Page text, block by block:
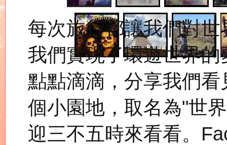
每次旅行都讓我們對
我們實現了環遊世界
點點滴滴，分享我們
個小園地，取名為"世
迎三不五時來看看。